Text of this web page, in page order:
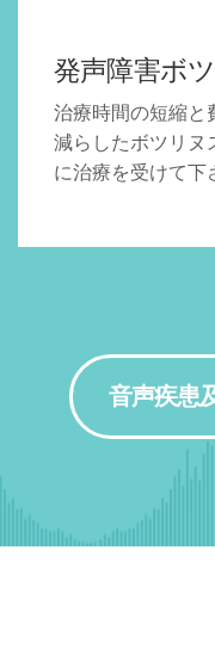
発声障害ボ
治療時間の短縮と
減らしたボツリヌ
に治療を受けて下
音声疾患